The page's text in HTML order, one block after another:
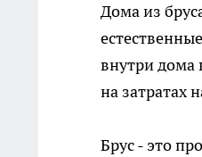
Дома из
внутри дома
на затратах
Брус - это